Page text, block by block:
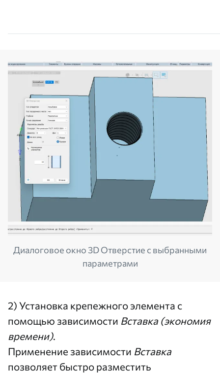
Диалоговое окно 3D Отверстие с выбранными
параметрами
2) Установка крепежного элемента с
помощью зависимости Вставка (экономия
времени).
Применение зависимости Вставка
позволяет быстро разместить